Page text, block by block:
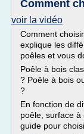
Comment
voir la vidéo
Comment
explique les
poêles et vous
Poêle à bois
? Poêle à bois
?
En fonction de
poêle, surface
guide pour